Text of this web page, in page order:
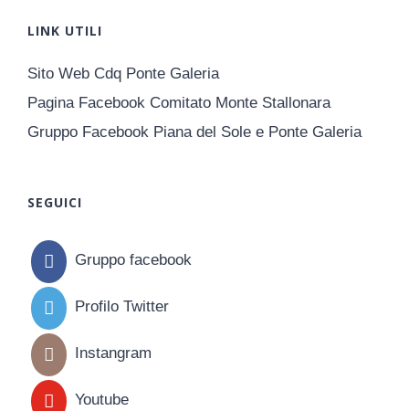
LINK UTILI
Sito Web Cdq Ponte Galeria
Pagina Facebook Comitato Monte Stallonara
Gruppo Facebook Piana del Sole e Ponte Galeria
SEGUICI
Gruppo facebook
Profilo Twitter
Instangram
Youtube